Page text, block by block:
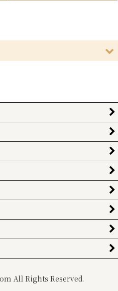
All Rights Reserved.